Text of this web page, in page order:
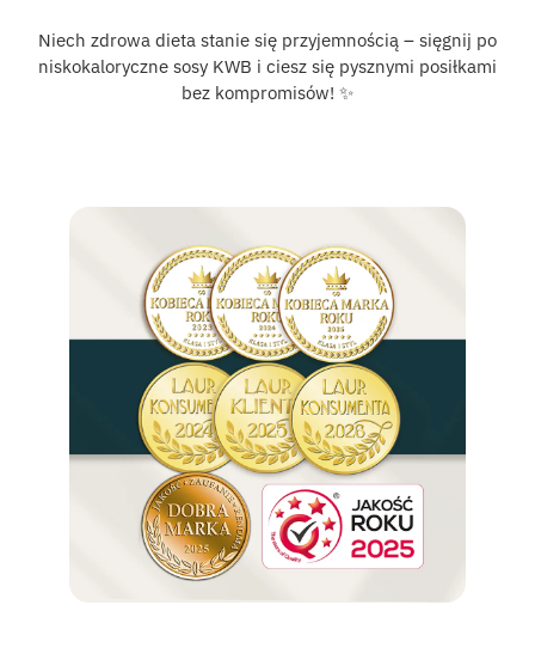
Niech zdrowa dieta stanie się przyjemnością – sięgnij po
niskokaloryczne sosy KWB i ciesz się pysznymi posiłkami
bez kompromisów! ✨